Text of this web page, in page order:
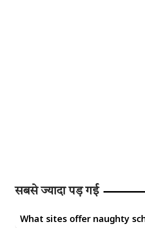
सबसे ज्यादा पड़ गई
What sites offer naughty